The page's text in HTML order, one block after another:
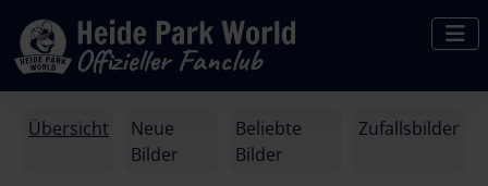
Übersicht
Neue
Bilder
Beliebte
Bilder
Zufallsbilder